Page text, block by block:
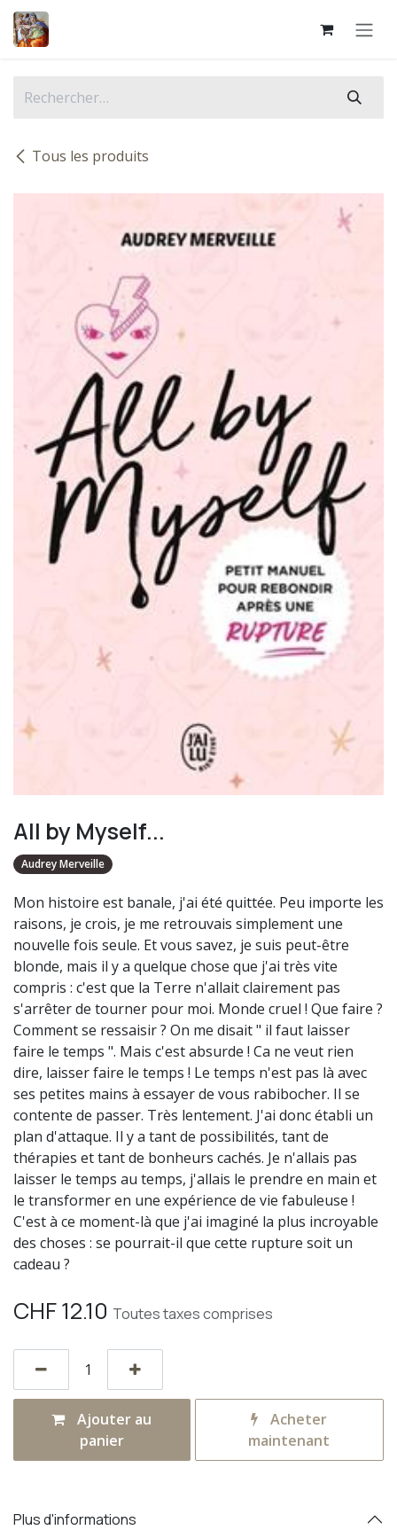
Se rendre au contenu
Tous les produits
All by Myself...
Audrey Merveille
Mon histoire est banale, j'ai été quittée. Peu importe les
raisons, je crois, je me retrouvais simplement une
nouvelle fois seule. Et vous savez, je suis peut-être
blonde, mais il y a quelque chose que j'ai très vite
compris : c'est que la Terre n'allait clairement pas
s'arrêter de tourner pour moi. Monde cruel ! Que faire ?
Comment se ressaisir ? On me disait " il faut laisser
faire le temps ". Mais c'est absurde ! Ca ne veut rien
dire, laisser faire le temps ! Le temps n'est pas là avec
ses petites mains à essayer de vous rabibocher. Il se
contente de passer. Très lentement. J'ai donc établi un
plan d'attaque. Il y a tant de possibilités, tant de
thérapies et tant de bonheurs cachés. Je n'allais pas
laisser le temps au temps, j'allais le prendre en main et
le transformer en une expérience de vie fabuleuse !
C'est à ce moment-là que j'ai imaginé la plus incroyable
des choses : se pourrait-il que cette rupture soit un
cadeau ?
CHF12.10 Toutes taxes comprises
Ajouter au
panier
Acheter
maintenant
Plus d'informations